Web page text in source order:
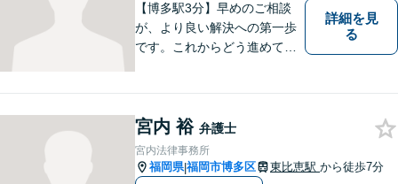
【博多駅3分】早めのご相談
が、より良い解決への第一歩
です。これからどう進めてい
せんので、遠慮なくご相談く
ださい。【分割払い利用可】
【電話・メール面談可】
詳細を見
る
宮内 裕 弁護士
宮内法律事務所
福岡県|福岡市博多区 東比恵駅 から徒歩7分